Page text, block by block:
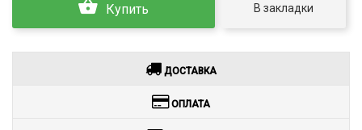
Купить В закладки
ДОСТАВКА
ОПЛАТА